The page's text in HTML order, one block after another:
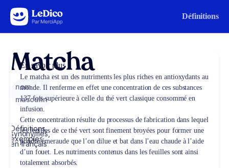
Aller au contenu Définitions
Matcha
nom
masculin
Définitions,
synonymes,
exemples
en français
En savoir plus
Le matcha est un des nutriments les plus riches en antioxydants au
monde. Il renferme en effet une concentration de ces substances
137 fois supérieure à celle du thé vert classique consommé en
infusion.
Cette concentration résulte du processus de fabrication dans lequel
les feuilles de ce thé vert sont finement broyées pour former une
poudre émeraude que l’on dilue et bat dans l’eau chaude à l’aide
d’un fouet. Les nutriments contenus dans les feuilles sont ainsi
totalement absorbés.